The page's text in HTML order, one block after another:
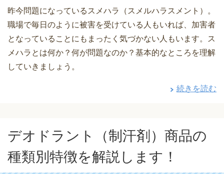
昨今問題になっているスメハラ（スメルハラスメント）。
職場で毎日のように被害を受けている人もいれば、加害者
となっていることにもまったく気づかない人もいます。ス
メハラとは何か？何が問題なのか？基本的なところを理解
していきましょう。
続きを読む
デオドラント（制汗剤）商品の
種類別特徴を解説します！